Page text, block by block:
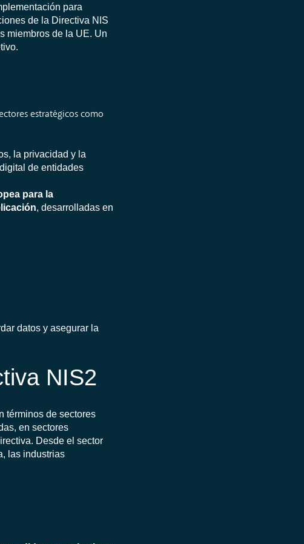
para
de la Directiva NIS
miembros de la UE. Un
estratégicos como
la privacidad y la
de entidades
para la
, desarrolladas en
datos y asegurar la
NIS2
términos de sectores
en sectores
Desde el sector
las industrias